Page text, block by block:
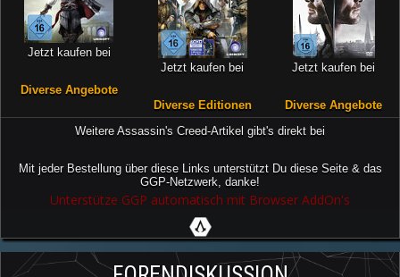
Jetzt kaufen bei
Diverse Angebote
Jetzt kaufen bei
Diverse Editionen
Jetzt kaufen bei
Diverse Angebote
Weitere Assassin's Creed-Artikel gibt's direkt bei
Mit jeder Bestellung über diese Links unterstützt Du diese Seite & das
GGP-Netzwerk, danke!
Unterstütze GGP automatisch mit Browser AddOn's